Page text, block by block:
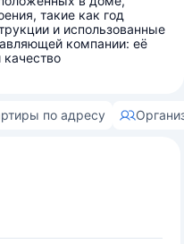
такие как год
и использованные
компании: её
по адресу